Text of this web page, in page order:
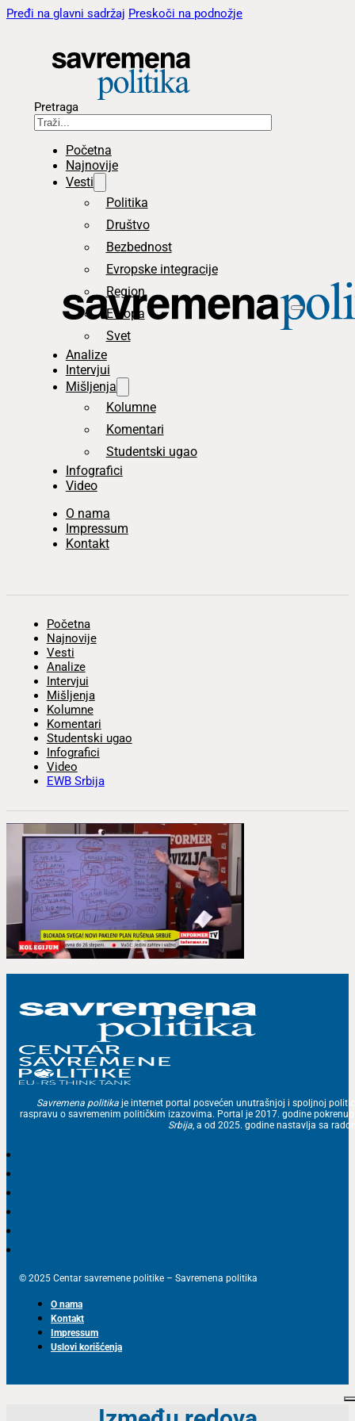
Pređi na glavni sadržaj Preskoči na podnožje
Pretraga
Početna
Najnovije
Vesti
Politika
Društvo
Bezbednost
Evropske integracije
Region
Evropa
Svet
Analize
Intervjui
Mišljenja
Kolumne
Komentari
Studentski ugao
Infografici
Video
O nama
Impressum
Kontakt
Početna
Najnovije
Vesti
Analize
Intervjui
Mišljenja
Kolumne
Komentari
Studentski ugao
Infografici
Video
EWB Srbija
Savremena politika je internet portal posvećen unutrašnjoj i spoljnoj
raspravu o savremenim političkim izazovima. Portal je 2017. godine
Srbija, a od 2025. godine nastavlja sa
© 2025 Centar savremene politike – Savremena politika
O nama
Kontakt
Impressum
Uslovi korišćenja